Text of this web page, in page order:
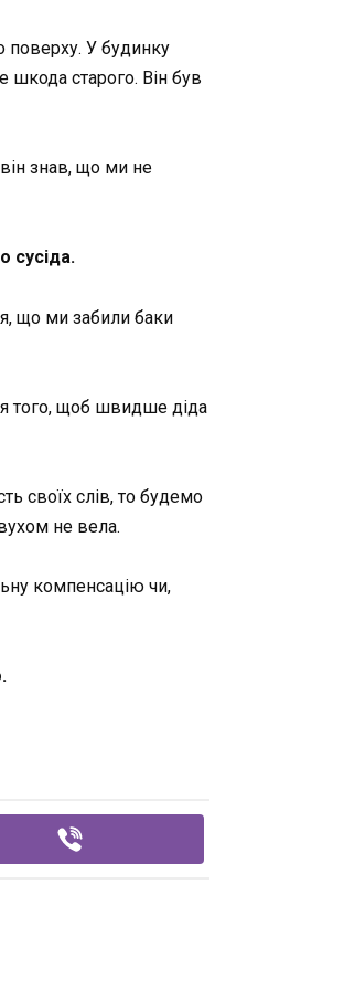
поверху. У будинку
старого. Він був
знав, що ми не
сусіда.
що ми забили баки
того, щоб швидше діда
своїх слів, то будемо
не вела.
компенсацію чи,